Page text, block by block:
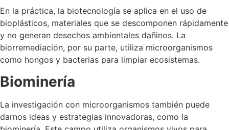
En la práctica, la biotecnología se aplica en el uso de
bioplásticos, materiales que se descomponen rápidamente
y no generan desechos ambientales dañinos. La
biorremediación, por su parte, utiliza microorganismos
como hongos y bacterias para limpiar ecosistemas.
Biominería
La investigación con microorganismos también puede
darnos ideas y estrategias innovadoras, como la